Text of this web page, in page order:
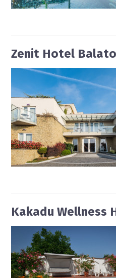
Zenit Hotel
Kakadu Wellness